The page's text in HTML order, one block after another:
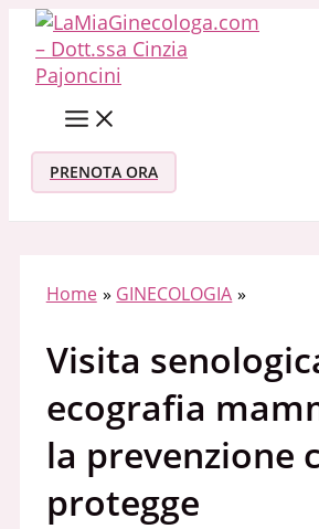
Vai al contenuto
PRENOTA ORA
Home GINECOLOGIA
Visita
ecografia
la prevenzione
protegge